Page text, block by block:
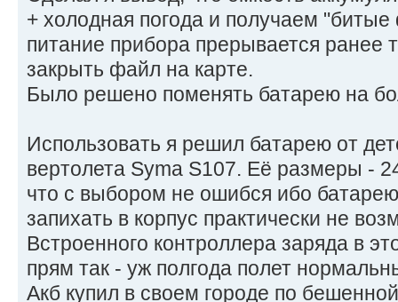
+ холодная погода и получаем
питание прибора прерывается ранее
закрыть файл на карте.
Было решено поменять батарею на
Использовать я решил батарею от
вертолета Syma S107. Её размеры -
что с выбором не ошибся ибо
запихать в корпус практически не
Встроенного контроллера заряда в
прям так - уж полгода полет
Акб купил в своем городе по